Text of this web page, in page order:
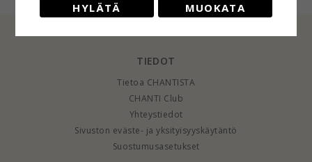
TIEDOT
Tietoa CHANTISTA
CHANTI Club
Yhteystiedot
Sivuston eväste- ja yksityisyyskäytäntö
Suostumusasetukset
HYLÄTÄ MUOKATA